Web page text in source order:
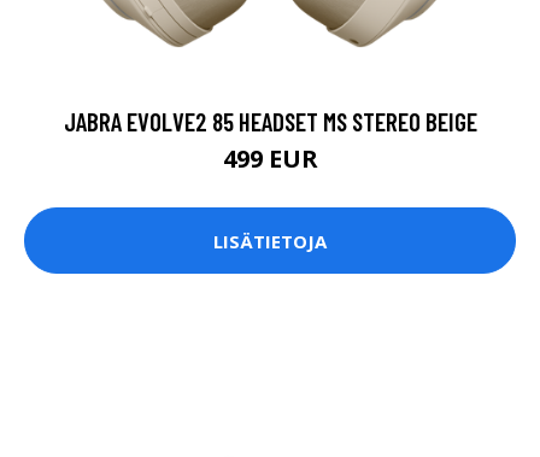
JABRA EVOLVE2 85 HEADSET MS STEREO BEIGE
499 EUR
LISÄTIETOJA